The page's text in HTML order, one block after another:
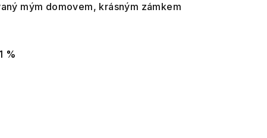
mým domovem, krásným zámkem
%